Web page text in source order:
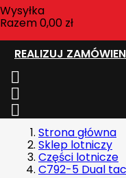
Wysyłka
Razem0,00 zł
REALIZUJ



Strona główna
Sklep lotniczy
Części lotnicze
C792-5 Dual